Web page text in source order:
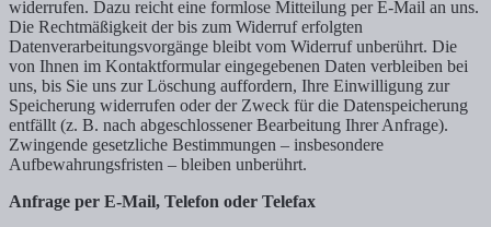
widerrufen. Dazu reicht eine formlose Mitteilung per E-Mail an uns.
Die Rechtmäßigkeit der bis zum Widerruf erfolgten
Datenverarbeitungsvorgänge bleibt vom Widerruf unberührt. Die
von Ihnen im Kontaktformular eingegebenen Daten verbleiben bei
uns, bis Sie uns zur Löschung auffordern, Ihre Einwilligung zur
Speicherung widerrufen oder der Zweck für die Datenspeicherung
entfällt (z. B. nach abgeschlossener Bearbeitung Ihrer Anfrage).
Zwingende gesetzliche Bestimmungen – insbesondere
Aufbewahrungsfristen – bleiben unberührt.
Anfrage per E-Mail, Telefon oder Telefax